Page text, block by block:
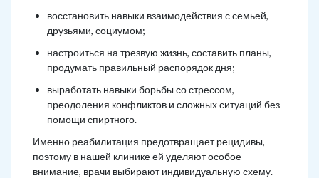
восстановить навыки взаимодействия с семьей,
друзьями, социумом;
настроиться на трезвую жизнь, составить планы,
продумать правильный распорядок дня;
выработать навыки борьбы со стрессом,
преодоления конфликтов и сложных ситуаций без
помощи спиртного.
Именно реабилитация предотвращает рецидивы,
поэтому в нашей клинике ей уделяют особое
внимание, врачи выбирают индивидуальную схему.